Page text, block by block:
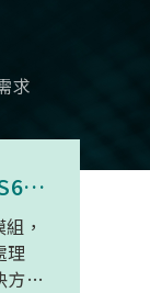
求
光學手寫筆應用 - SNM9S6100BC4000A
，
理
方